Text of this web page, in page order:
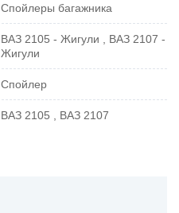
Спойлеры багажника
ВАЗ 2105 - Жигули , ВАЗ 2107 -
Жигули
Спойлер
ВАЗ 2105 , ВАЗ 2107